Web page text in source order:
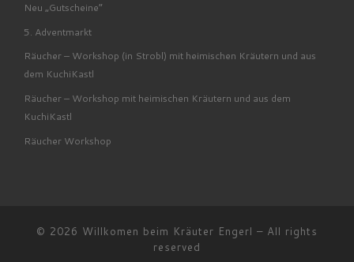
Neu „Gutscheine“
5. Adventmarkt
Räucher – Workshop (in Strobl) mit heimischen Kräutern und aus
dem KuchiKastl
Räucher – Workshop mit heimischen Kräutern und aus dem
KuchiKastl
Räucher Workshop
© 2026 Willkomen beim Kräuter Engerl – All rights
reserved